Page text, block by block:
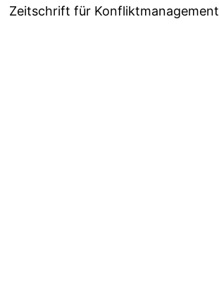
Zeitschrift für Konfliktmanagement